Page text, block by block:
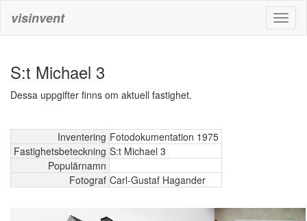
visinvent
S:t Michael 3
Dessa uppgifter finns om aktuell fastighet.
Inventering Fotodokumentation 1975
Fastighetsbeteckning S:t Michael 3
Populärnamn
Fotograf Carl-Gustaf Hagander